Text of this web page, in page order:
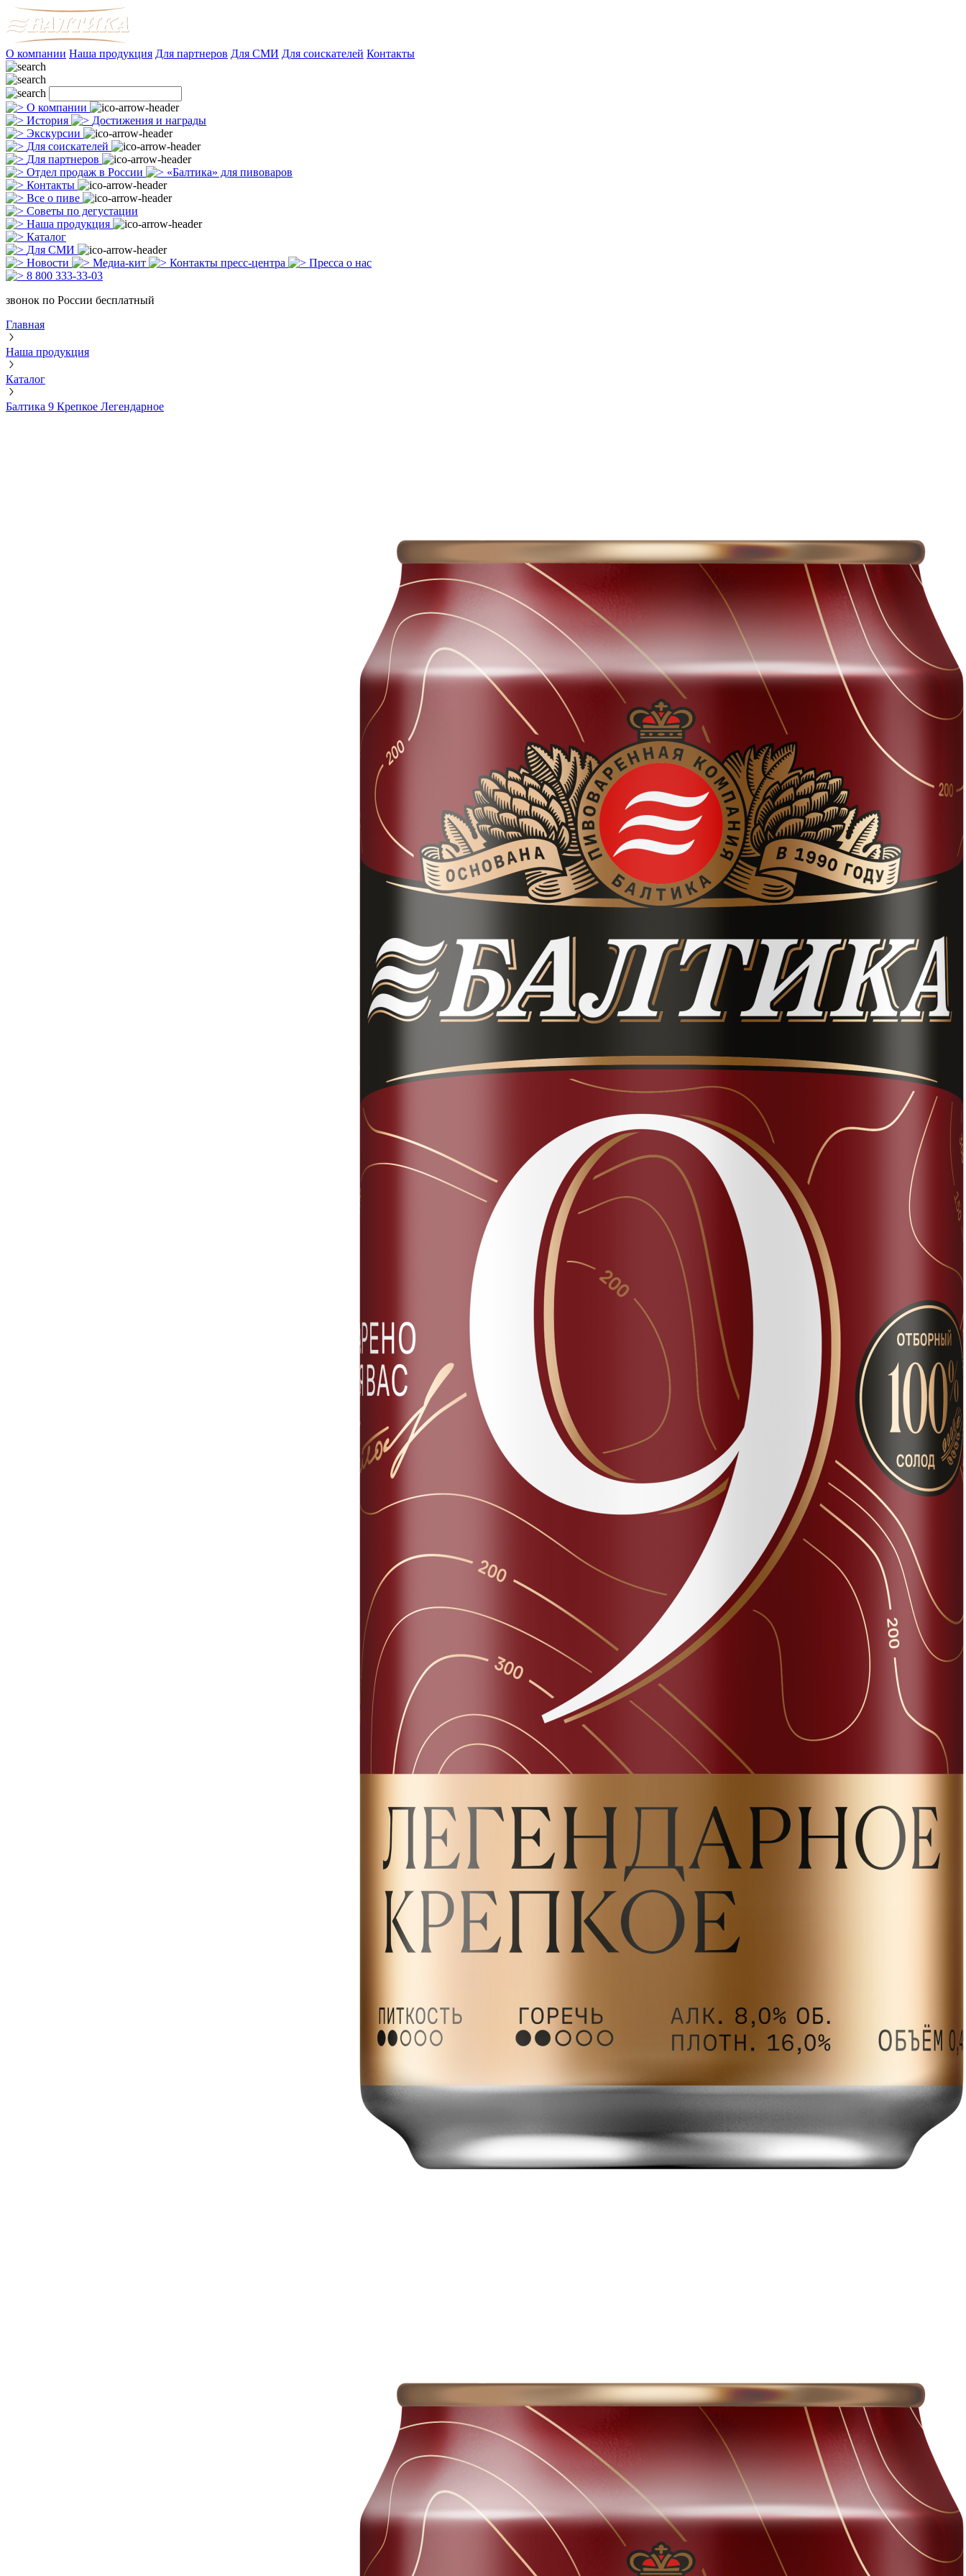
О компании Наша продукция Для партнеров Для СМИ Для соискателей Контакты
О компании
История
Достижения и награды
Экскурсии
Для соискателей
Для партнеров
Отдел продаж в России
«Балтика» для пивоваров
Контакты
Все о пиве
Советы по дегустации
Наша продукция
Каталог
Для СМИ
Новости
Медиа-кит Контакты пресс-центра
Пресса о нас
8 800 333-33-03
звонок по России бесплатный
Главная
Наша продукция
Каталог
Балтика 9 Крепкое Легендарное